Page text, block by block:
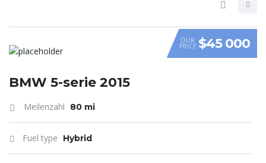
VIDEO
OUR
PRICE $45 000
BMW 5-serie 2015
Meilenzahl 80 mi
Fuel type Hybrid